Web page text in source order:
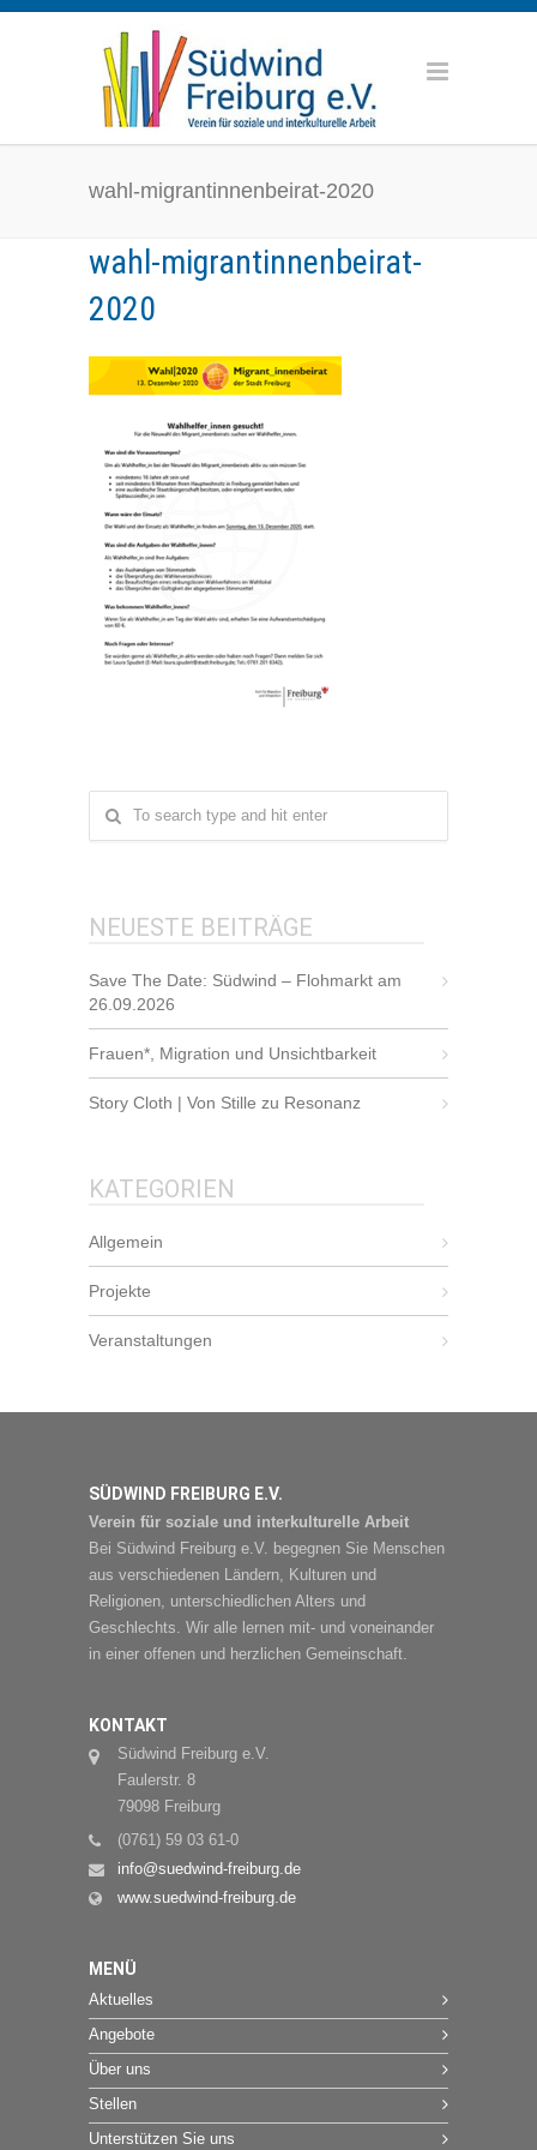
wahl-migrantinnenbeirat-2020
wahl-migrantinnenbeirat-
2020
NEUESTE BEITRÄGE
Save The Date: Südwind – Flohmarkt am
26.09.2026
Frauen*, Migration und Unsichtbarkeit
Story Cloth | Von Stille zu Resonanz
KATEGORIEN
Allgemein
Projekte
Veranstaltungen
SÜDWIND FREIBURG E.V.
Verein für soziale und interkulturelle Arbeit
Bei Südwind Freiburg e.V. begegnen Sie Menschen
aus verschiedenen Ländern, Kulturen und
Religionen, unterschiedlichen Alters und
Geschlechts. Wir alle lernen mit- und voneinander
in einer offenen und herzlichen Gemeinschaft.
KONTAKT
Südwind Freiburg e.V.
Faulerstr. 8
79098 Freiburg
(0761) 59 03 61-0
info@suedwind-freiburg.de
www.suedwind-freiburg.de
MENÜ
Aktuelles
Angebote
Über uns
Stellen
Unterstützen Sie uns